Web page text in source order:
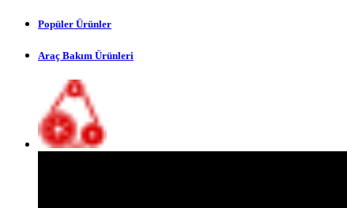
Popüler Ürünler
Araç Bakım Ürünleri